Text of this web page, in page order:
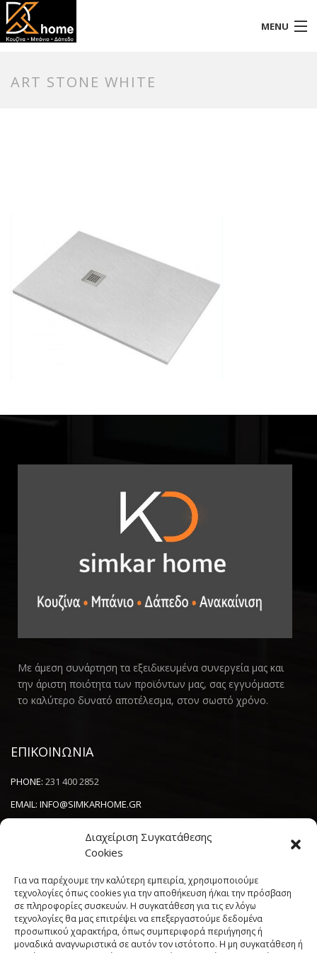
Διαχείριση Συγκατάθεσης
Cookies
Για να παρέχουμε την καλύτερη εμπειρία, χρησιμοποιούμε
τεχνολογίες όπως cookies για την αποθήκευση ή/και την πρόσβαση
σε πληροφορίες συσκευών. Η συγκατάθεση για τις εν λόγω
τεχνολογίες θα μας επιτρέψει να επεξεργαστούμε δεδομένα
προσωπικού χαρακτήρα, όπως συμπεριφορά περιήγησης ή
μοναδικά αναγνωριστικά σε αυτόν τον ιστότοπο. Η μη συγκατάθεση ή
MENU
ART STONE WHITE
Με άμεση συνάρτηση τα εξειδικευμένα συνεργεία μας και
την άριστη ποιότητα των προϊόντων μας, σας εγγυόμαστε
το καλύτερο δυνατό αποτέλεσμα, στον σωστό χρόνο.
ΕΠΙΚΟΙΝΩΝΙΑ
PHONE: 231 400 2852
EMAIL: INFO@SIMKARHOME.GR
NEWSLETTER
----------------------